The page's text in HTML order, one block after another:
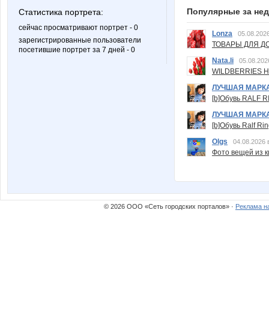
Статистика портрета:
сейчас просматривают портрет - 0
зарегистрированные пользователи
посетившие портрет за 7 дней - 0
Популярные за
Lonza
ТОВАРЫ ДЛЯ
Nata.li
ЛУЧШАЯ
[b]Обувь RALF
ЛУЧШАЯ
[b]Обувь Ralf
Olgs
04.08.2026
Фото вещей из
© 2026 ООО «Сеть городских порталов» · Реклама